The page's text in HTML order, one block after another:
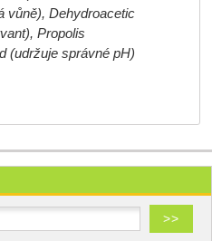
vůně), Dehydroacetic
Propolis
(udržuje správné pH)